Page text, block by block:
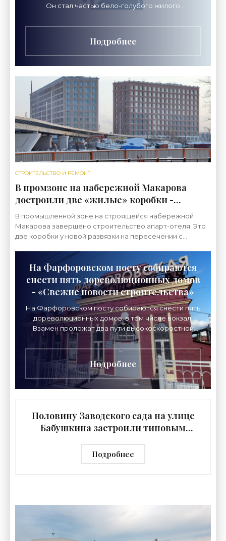
Он стал частью бело-голубого жилого
Микрорайон под
Подробнее
СТРОИТЕЛЬСТВО И РЕМОНТ
В промзоне на набережной Макарова
достроили две «жилые» коробки -
«Свежие новости строительства»
В промышленной зоне на строящейся набережной
Макарова завершено строительство апарт-отеля. Это
две коробки у новой развязки на пересечении с
На Фарфоровском посту собираются
снести пять дореволюционных домов
- «Свежие новости строительства»
На Фарфоровском посту собираются снести пять
дореволюционных домов, в том числе вокзал.
Взамен проложат два пути высокоскоростной
железнодорожной магистрали на Москву и
реконструируют
Подробнее
Половину Заводского сада на улице
Бабушкина застроили типовым
строительства»
Подробнее